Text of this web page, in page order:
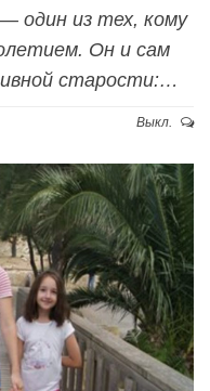
один из тех, кому
Он и сам
старости:…
Выкл.